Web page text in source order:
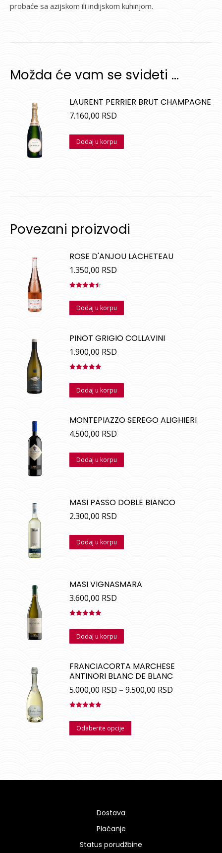
probaće sa azijskom ili indijskom kuhinjom.
Možda će vam se svideti …
LAURENT PERRIER BRUT CHAMPAGNE
7.160,00 RSD
Dodaj u korpu
Povezani proizvodi
ROSE D'ANJOU LACHETEAU
1.350,00 RSD
sa4.50od
Dodaj u korpu
PINOT GRIGIO COLLAVINI
1.900,00 RSD
sa5.00od
Dodaj u korpu
MONTEPIAZZO SEREGO ALIGHIERI
4.500,00 RSD
Dodaj u korpu
MASI PASSO DOBLE BIANCO
2.300,00 RSD
Dodaj u korpu
MASI VIGNASMARA
3.600,00 RSD
sa5.00od
Dodaj u korpu
FRANCIACORTA MARCHESE
ANTINORI BLANC DE BLANC
5.000,00 RSD – 9.500,00 RSD
sa5.00od
Odaberite opcije
Dostava
Plaćanje
Status porudžbine